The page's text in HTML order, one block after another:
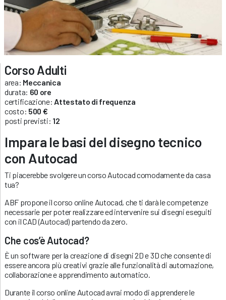
Corso Adulti
area: Meccanica
durata: 60 ore
certificazione: Attestato di frequenza
costo: 500 €
posti previsti: 12
Impara le basi del disegno tecnico
con Autocad
Ti piacerebbe svolgere un corso Autocad comodamente da casa
tua?
ABF propone il corso online Autocad, che ti darà le competenze
necessarie per poter realizzare ed intervenire sui disegni eseguiti
con il CAD (Autocad) partendo da zero.
Che cos’è Autocad?
È un software per la creazione di disegni 2D e 3D che consente di
essere ancora più creativi grazie alle funzionalità di automazione,
collaborazione e apprendimento automatico.
Durante il corso online Autocad avrai modo di apprendere le